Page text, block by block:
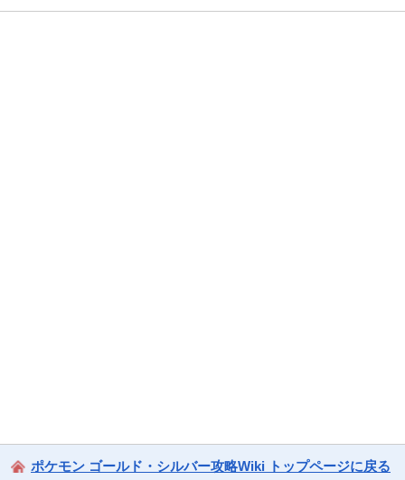
ポケモン ゴールド・シルバー攻略Wiki トップページに戻る